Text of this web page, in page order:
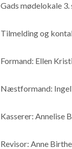
Gads mødelokale 3.
Tilmelding og
Formand: Ellen
Næstformand:
Kasserer: Annelise
Revisor: Anne